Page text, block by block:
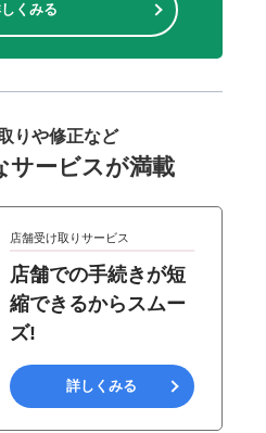
くみる
りや修正など
サービスが満載
店舗受け取りサービス
店舗での手続きが短
縮できるからスムー
ズ!
詳しくみる